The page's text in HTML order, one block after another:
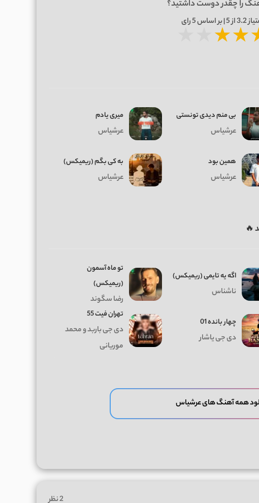
را چقدر دوست داشتید؟
3.2از 5 | بر اساس 5رای
★★
بی منم دیدی تونستی
عرشیاس
میری یادم
عرشیاس
همین بود
عرشیاس
به کی بگم (ریمیکس)
عرشیاس
🔥
اگه یه تایمی (ریمیکس)
ناشناس
تو ماه آسمون
(ریمیکس)
رضا سگوند
چهار بانده 01
دی جی یاشار
تهران فیت 55
دی جی باربد و محمد
موریانی
همه آهنگ های عرشیاس
2 نظر